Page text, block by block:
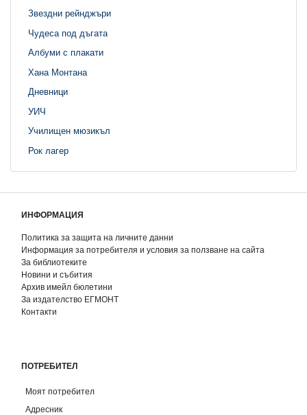
Звездни рейнджъри
Чудеса под дъгата
Албуми с плакати
Хана Монтана
Дневници
УИЧ
Училищен мюзикъл
Рок лагер
ИНФОРМАЦИЯ
Политика за защита на личните данни
Информация за потребителя и условия за ползване на сайта
За библиотеките
Новини и събития
Архив имейл бюлетини
За издателство ЕГМОНТ
Контакти
ПОТРЕБИТЕЛ
Моят потребител
Адресник